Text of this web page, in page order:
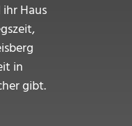
Haus
in
gibt.